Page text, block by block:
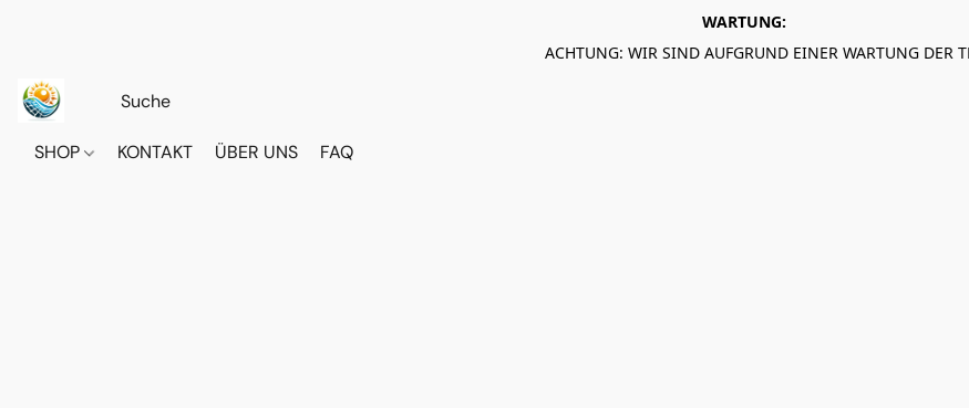
WARTUNG:
ACHTUNG: WIR SIND AUFGRUND EINER WARTUNG DER
SHOP KONTAKT ÜBER UNS FAQ